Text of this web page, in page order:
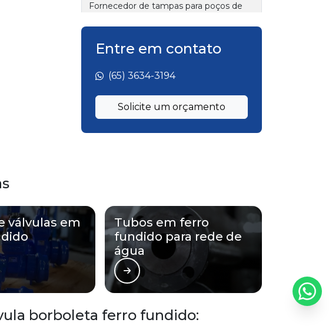
Fornecedor de tampas para poços de
Fornecedor de tubo flangeado
Fornecedor de válvulas industriais
Fornecedor tubo de ferro fundido
flangeado
Fábrica de tubo flangeado para esgoto
Fábrica de tubo flangeado para água
Fábrica de tubos de ferro fundido
Parafuso galvanizado a fogo
Entre em contato
(65) 3634-3194
Solicite um orçamento
válvulas em
Tubos em ferro
fundido para rede de
água
borboleta ferro fundido: